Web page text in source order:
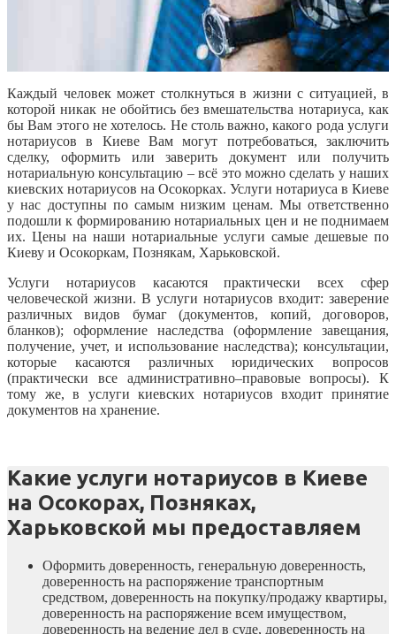
Каждый человек может столкнуться в жизни с ситуацией, в
которой никак не обойтись без вмешательства нотариуса, как
бы Вам этого не хотелось. Не столь важно, какого рода услуги
нотариусов в Киеве Вам могут потребоваться, заключить
сделку, оформить или заверить документ или получить
нотариальную консультацию – всё это можно сделать у наших
киевских нотариусов на Осокорках. Услуги нотариуса в Киеве
у нас доступны по самым низким ценам. Мы ответственно
подошли к формированию нотариальных цен и не поднимаем
их. Цены на наши нотариальные услуги самые дешевые по
Киеву и Осокоркам, Познякам, Харьковской.
Услуги нотариусов касаются практически всех сфер
человеческой жизни. В услуги нотариусов входит: заверение
различных видов бумаг (документов, копий, договоров,
бланков); оформление наследства (оформление завещания,
получение, учет, и использование наследства); консультации,
которые касаются различных юридических вопросов
(практически все административно–правовые вопросы). К
тому же, в услуги киевских нотариусов входит принятие
документов на хранение.
Какие услуги нотариусов в Киеве
на Осокорах, Позняках,
Харьковской мы предоставляем
Оформить доверенность, генеральную доверенность,
доверенность на распоряжение транспортным
средством, доверенность на покупку/продажу квартиры,
доверенность на распоряжение всем имуществом,
доверенность на ведение дел в суде, доверенность на